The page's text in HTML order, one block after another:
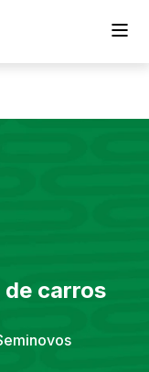
de carros